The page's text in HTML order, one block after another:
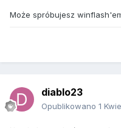
Może spróbujesz
diablo23
Opublikowano 1